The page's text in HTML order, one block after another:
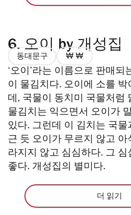
6. 오이 by 개성집
동대문구
가
격
2/4
‘오이’라는 이름으로 판매
이 물김치다. 오이에 소를 박
데, 국물이 동치미 국물처럼
물김치는 익으면서 오이가
있다. 그런데 이 김치는 국
근 듯 오이가 무르지 않고 아
라지지 않고 심심하다. 그 심
좋다. 개성집의 별미다.
더 읽기